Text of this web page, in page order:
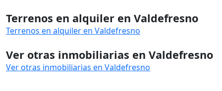
Terrenos en alquiler en Valdefresno
Terrenos en alquiler en Valdefresno
Ver otras inmobiliarias en Valdefresno
Ver otras inmobiliarias en Valdefresno